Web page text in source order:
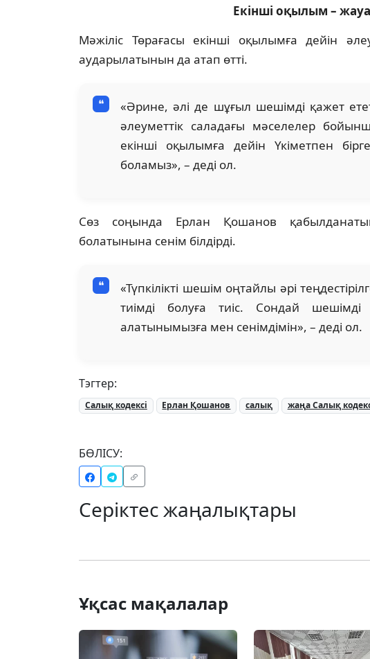
Екінші оқылым –
Мәжіліс Төрағасы екінші оқылымға дейін
аударылатынын да атап өтті.
«Әрине, әлі де шұғыл шешімді қажет
әлеуметтік саладағы мәселелер
екінші оқылымға дейін Үкіметпен
боламыз», – деді ол.
Сөз соңында Ерлан Қошанов
болатынына сенім білдірді.
«Түпкілікті шешім оңтайлы әрі
тиімді болуға тиіс. Сондай
алатынымызға мен сенімдімін», – деді ол.
Тэгтер:
Салық кодексі Ерлан Қошанов салық жаңа Салық
БӨЛІСУ:
Серіктес жаңалықтары
Ұқсас мақалалар